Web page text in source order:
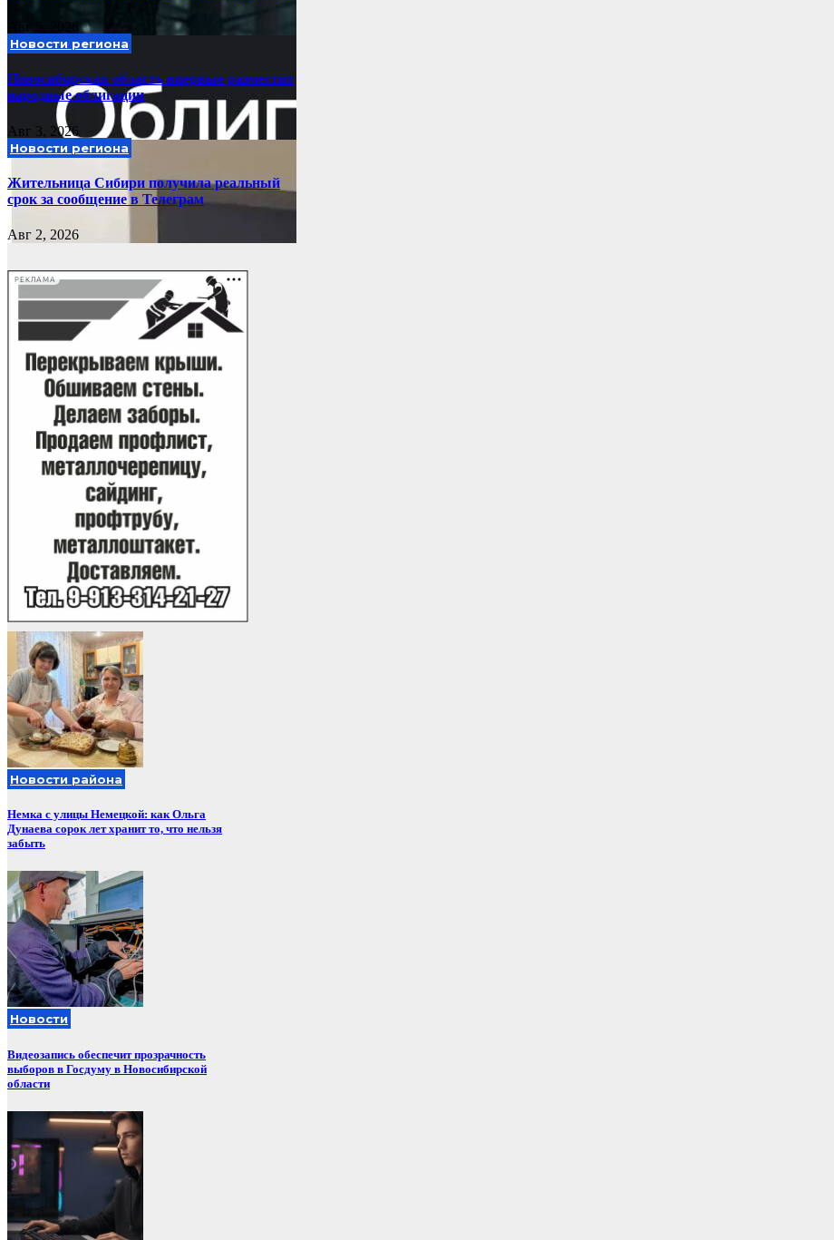
Новости региона
Новосибирская область впервые разместит
народные облигации
Авг 3, 2026
Новости региона
Жительница Сибири получила реальный
срок за сообщение в Телеграм
Авг 2, 2026
РЕКЛАМА
Новости района
Немка с улицы Немецкой: как Ольга
Дунаева сорок лет хранит то, что нельзя
забыть
Новости
Видеозапись обеспечит прозрачность
выборов в Госдуму в Новосибирской
области